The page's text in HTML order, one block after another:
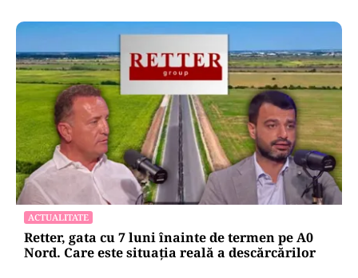
ACTUALITATE
Retter, gata cu 7 luni înainte de termen pe A0
Nord. Care este situația reală a descărcărilor